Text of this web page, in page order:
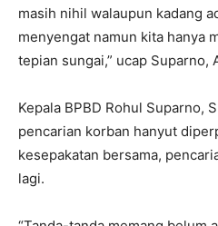
masih nihil walaupun kadang
menyengat namun kita hanya
tepian sungai,” ucap Suparno,
Kepala BPBD Rohul Suparno,
pencarian korban hanyut
kesepakatan bersama,
lagi.